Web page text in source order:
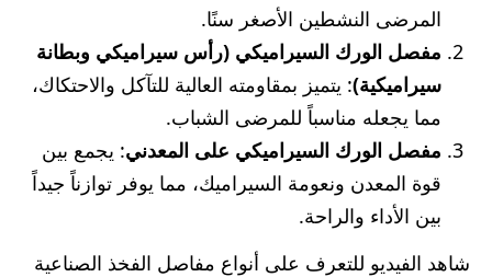
المرضى النشطين الأصغر سنًا.
مفصل الورك السيراميكي (رأس سيراميكي وبطانة
سيراميكية): يتميز بمقاومته العالية للتآكل والاحتكاك،
مما يجعله مناسباً للمرضى الشباب.
مفصل الورك السيراميكي على المعدني: يجمع بين
قوة المعدن ونعومة السيراميك، مما يوفر توازناً جيداً
بين الأداء والراحة.
شاهد الفيديو للتعرف على أنواع مفاصل الفخذ الصناعية